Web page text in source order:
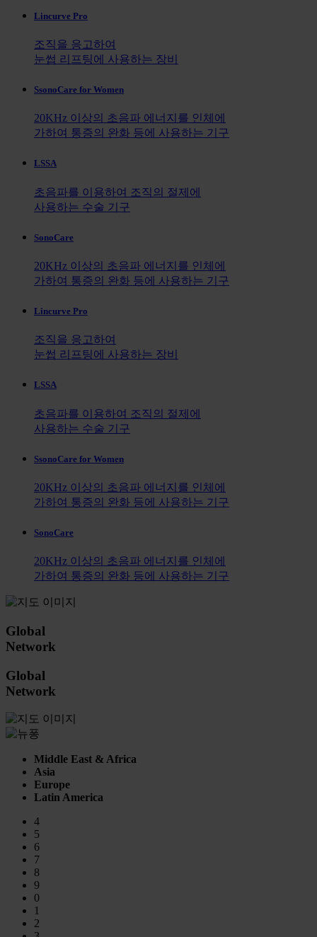
Lincurve Pro
조직을 응고하여
눈썹 리프팅에 사용하는 장비
SsonoCare for Women
20KHz 이상의 초음파 에너지를 인체에
가하여 통증의 완화 등에 사용하는 기구
LSSA
초음파를 이용하여 조직의 절제에
사용하는 수술 기구
SonoCare
20KHz 이상의 초음파 에너지를 인체에
가하여 통증의 완화 등에 사용하는 기구
Lincurve Pro
조직을 응고하여
눈썹 리프팅에 사용하는 장비
LSSA
초음파를 이용하여 조직의 절제에
사용하는 수술 기구
SsonoCare for Women
20KHz 이상의 초음파 에너지를 인체에
가하여 통증의 완화 등에 사용하는 기구
SonoCare
20KHz 이상의 초음파 에너지를 인체에
가하여 통증의 완화 등에 사용하는 기구
Global
Network
Global
Network
Middle East & Africa
Asia
Europe
Latin America
4
5
6
7
8
9
0
1
2